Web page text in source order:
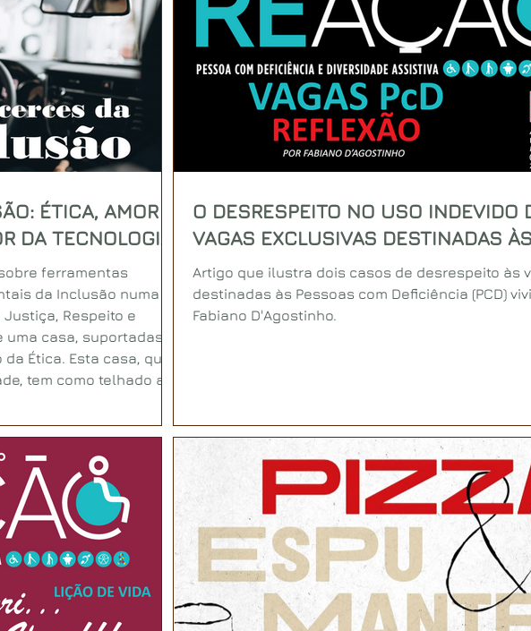
ÉTICA, AMOR E
DA TECNOLOGIA
ferramentas
da Inclusão numa
Respeito e
uma casa, suportadas
Ética. Esta casa, que
tem como telhado a
O DESRESPEITO NO USO INDEVIDO
VAGAS EXCLUSIVAS DESTINADAS
(Pessoas com Deficiência)
Artigo que ilustra dois casos de desrespeito às
destinadas às Pessoas com Deficiência (PCD)
Fabiano D'Agostinho.